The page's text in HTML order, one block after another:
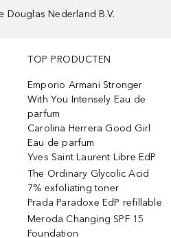
Douglas Nederland B.V.
TOP PRODUCTEN
Emporio Armani Stronger
With You Intensely Eau de
parfum
Carolina Herrera Good Girl
Eau de parfum
Yves Saint Laurent Libre EdP
The Ordinary Glycolic Acid
7% exfoliating toner
Prada Paradoxe EdP refillable
Meroda Changing SPF 15
Foundation